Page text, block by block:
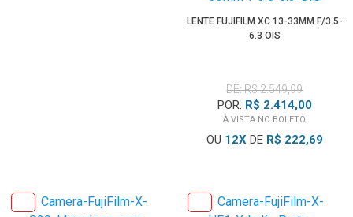
LENTE FUJIFILM XC 13-33MM F/3.5-
6.3 OIS
DE: R$ 2.549,99
POR: R$ 2.414,00
À VISTA NO BOLETO
OU 12XDE R$ 222,69